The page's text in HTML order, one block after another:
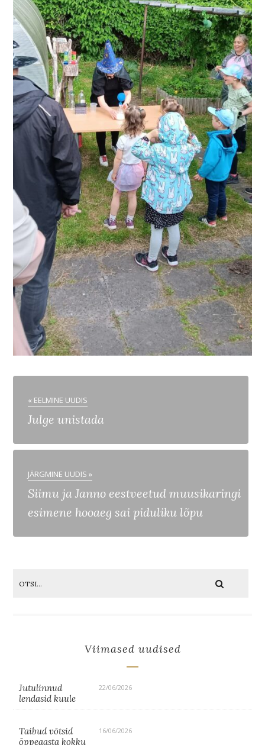
« EELMINE UUDIS
Julge unistada
JÄRGMINE UUDIS »
Siimu ja Janno eestveetud muusikaringi
esimene hooaeg sai piduliku lõpu
Viimased uudised
Jutulinnud
lendasid kuule
22/06/2026
Taibud võtsid
õppeaasta kokku
16/06/2026